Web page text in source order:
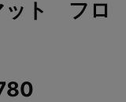
ット フロ